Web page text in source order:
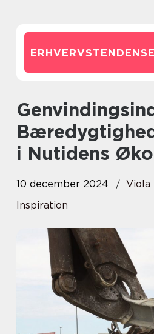
Genvindingsindustrien:
i Nutidens
10 december 2024
Viola
Inspiration